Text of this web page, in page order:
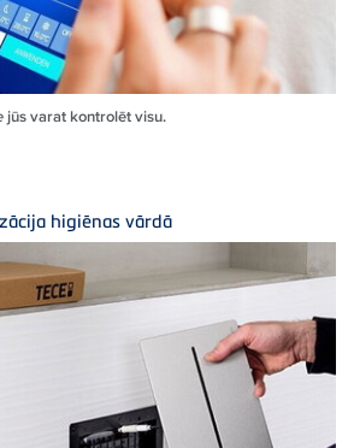
jūs varat kontrolēt visu.
higiēnas vārdā